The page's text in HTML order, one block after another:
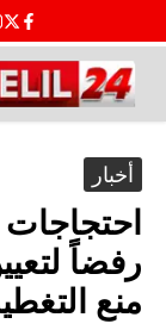
أخبار
رفضاً
منع